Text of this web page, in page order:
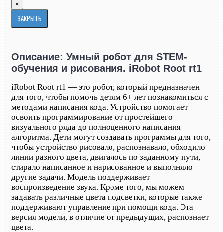
×
ЗАКРЫТЬ
Описание: Умный робот для STEM-
обучения и рисования. iRobot Root rt1
iRobot Root rt1 — это робот, который предназначен
для того, чтобы помочь детям 6+ лет познакомиться с
методами написания кода. Устройство помогает
освоить программирование от простейшего
визуального ряда до полноценного написания
алгоритма. Дети могут создавать программы для того,
чтобы устройство рисовало, распознавало, обходило
линии разного цвета, двигалось по заданному пути,
стирало написанное и нарисованное и выполняло
другие задачи. Модель поддерживает
воспроизведение звука. Кроме того, мы можем
задавать различные цвета подсветки, которые также
поддерживают управление при помощи кода. Эта
версия модели, в отличие от предыдущих, распознает
цвета.